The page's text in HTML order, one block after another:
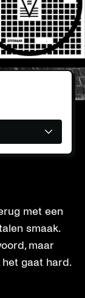
met een
smaak.
maar
gaat hard.